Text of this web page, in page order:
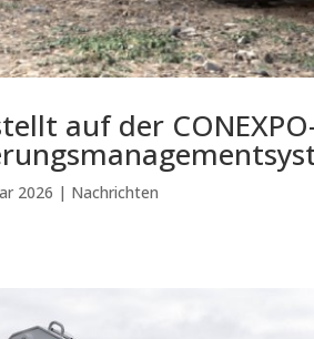
auf der
2026 | Nachrichten